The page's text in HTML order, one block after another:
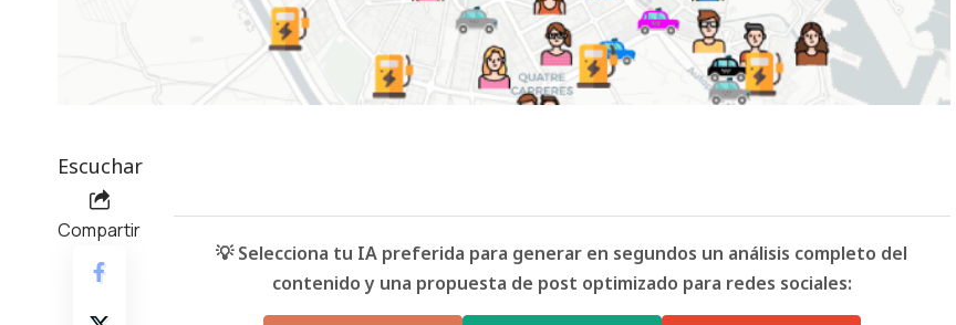
Escuchar
Compartir
💡 Selecciona tu IA preferida para generar en segundos un análisis completo del
contenido y una propuesta de post optimizado para redes sociales: